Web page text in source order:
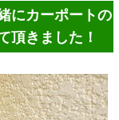
にカーポートの
頂きました！